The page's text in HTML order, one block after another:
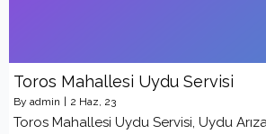
Toros Mahallesi Uydu Servisi
By admin | 2 Haz, 23
Toros Mahallesi Uydu Servisi, Uydu